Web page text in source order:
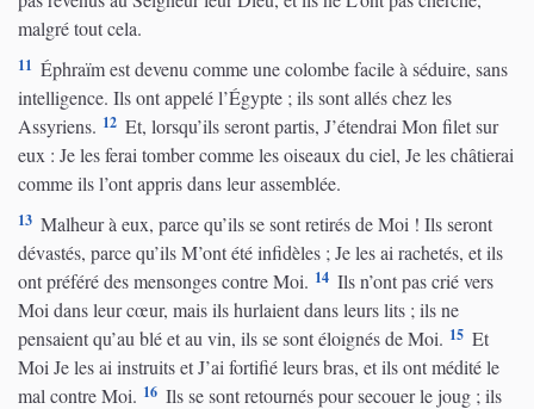
malgré tout cela.
11 Éphraïm est devenu comme une colombe facile à séduire, sans
intelligence. Ils ont appelé l’Égypte ; ils sont allés chez les
Assyriens. 12 Et, lorsqu’ils seront partis, J’étendrai Mon filet sur
eux : Je les ferai tomber comme les oiseaux du ciel, Je les châtierai
comme ils l’ont appris dans leur assemblée.
13 Malheur à eux, parce qu’ils se sont retirés de Moi ! Ils seront
dévastés, parce qu’ils M’ont été infidèles ; Je les ai rachetés, et ils
ont préféré des mensonges contre Moi. 14 Ils n’ont pas crié vers
Moi dans leur cœur, mais ils hurlaient dans leurs lits ; ils ne
pensaient qu’au blé et au vin, ils se sont éloignés de Moi. 15 Et
Moi Je les ai instruits et J’ai fortifié leurs bras, et ils ont médité le
mal contre Moi. 16 Ils se sont retournés pour secouer le joug ; ils